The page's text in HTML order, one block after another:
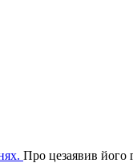
Про цезаявив його